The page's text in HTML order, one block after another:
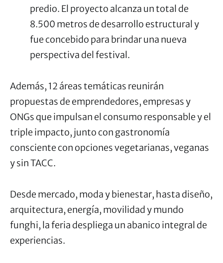
predio. El proyecto alcanza un total de
8.500 metros de desarrollo estructural y
fue concebido para brindar una nueva
perspectiva del festival.
Además, 12 áreas temáticas reunirán
propuestas de emprendedores, empresas y
ONGs que impulsan el consumo responsable y el
triple impacto, junto con gastronomía
consciente con opciones vegetarianas, veganas
y sin TACC.
Desde mercado, moda y bienestar, hasta diseño,
arquitectura, energía, movilidad y mundo
funghi, la feria despliega un abanico integral de
experiencias.